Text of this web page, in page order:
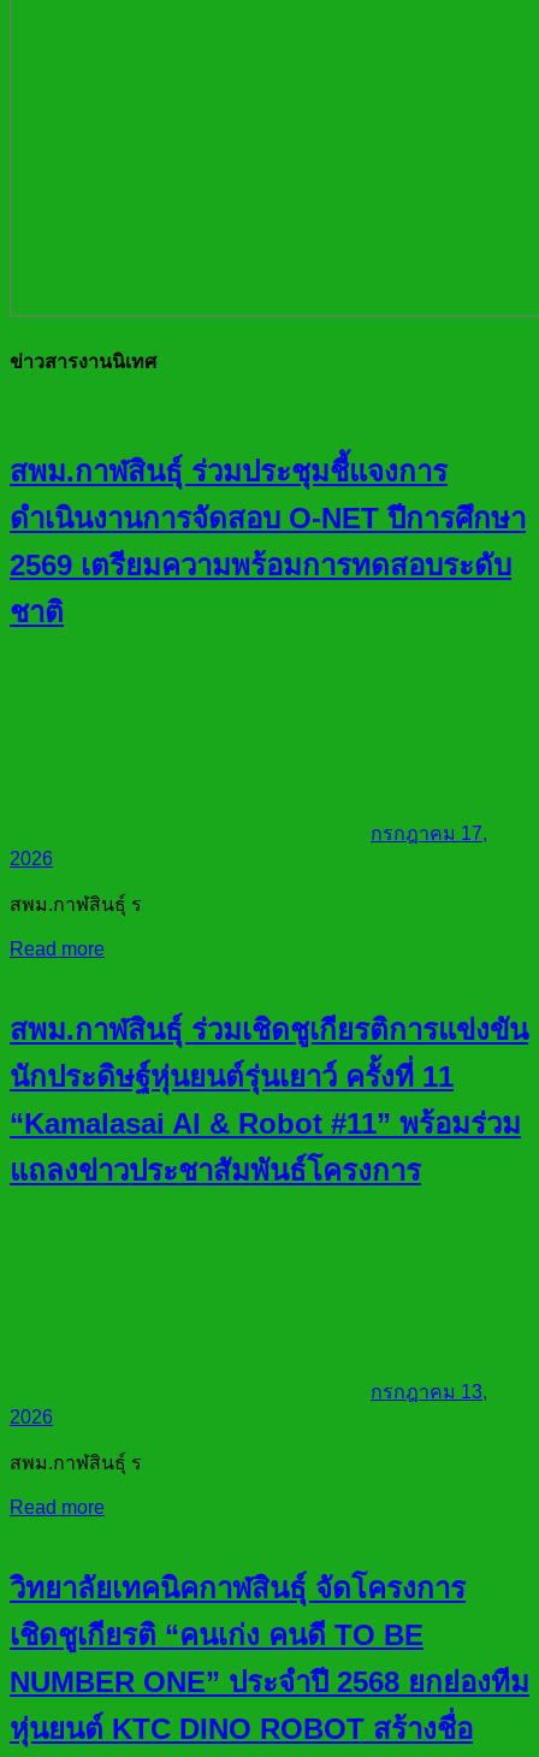
ข่าวสารงานนิเทศ
สพม.กาฬสินธุ์ ร่วมประชุมชี้แจงการ
ดำเนินงานการจัดสอบ O-NET ปีการศึกษา
2569 เตรียมความพร้อมการทดสอบระดับ
ชาติ
กรกฎาคม 17,
2026
สพม.กาฬสินธุ์ ร
Read more
สพม.กาฬสินธุ์ ร่วมเชิดชูเกียรติการแข่งขัน
นักประดิษฐ์หุ่นยนต์รุ่นเยาว์ ครั้งที่ 11
“Kamalasai AI & Robot #11” พร้อมร่วม
แถลงข่าวประชาสัมพันธ์โครงการ
กรกฎาคม 13,
2026
สพม.กาฬสินธุ์ ร
Read more
วิทยาลัยเทคนิคกาฬสินธุ์ จัดโครงการ
เชิดชูเกียรติ “คนเก่ง คนดี TO BE
NUMBER ONE” ประจำปี 2568 ยกย่องทีม
หุ่นยนต์ KTC DINO ROBOT สร้างชื่อ